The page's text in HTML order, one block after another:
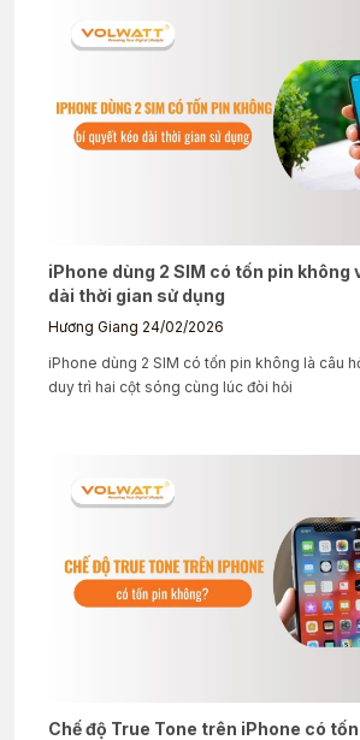
iPhone dùng 2 SIM có tốn pin không
dài thời gian sử dụng
Hương Giang 24/02/2026
iPhone dùng 2 SIM có tốn pin không là câu
duy trì hai cột sóng cùng lúc đòi hỏi
Chế độ True Tone trên iPhone có